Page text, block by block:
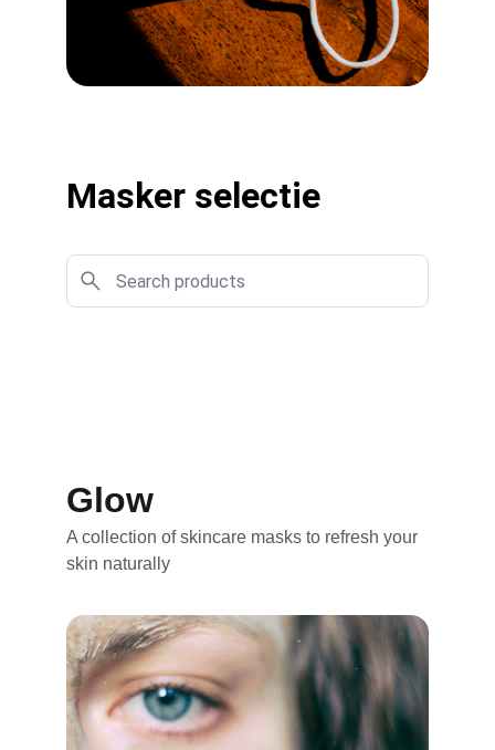
Masker selectie
Glow
A collection of skincare masks to refresh your
skin naturally